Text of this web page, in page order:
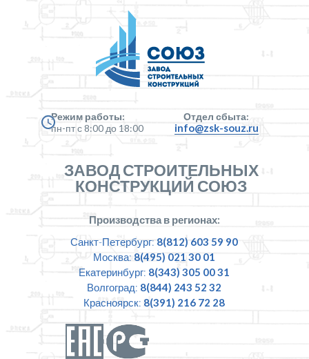
Режим работы:
пн-пт с 8:00 до 18:00
Отдел сбыта:
info@zsk-souz.ru
ЗАВОД СТРОИТЕЛЬНЫХ
КОНСТРУКЦИЙ СОЮЗ
Производства в регионах:
Санкт-Петербург: 8(812) 603 59 90
Москва: 8(495) 021 30 01
Екатеринбург: 8(343) 305 00 31
Волгоград: 8(844) 243 52 32
Красноярск: 8(391) 216 72 28